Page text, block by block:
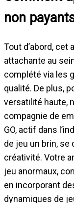
non
Tout d’abord,
attachante au
complété via les
qualité. De plus,
versatilité haute,
compagnie de
GO, actif dans
de jeu un brin,
créativité. Votre
jeu anormaux,
en incorporant
dynamiques de